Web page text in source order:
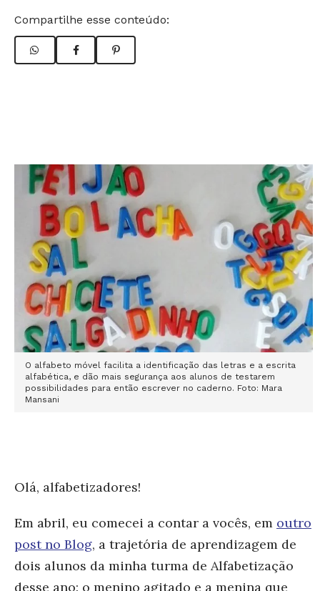
Compartilhe esse conteúdo:
O alfabeto móvel facilita a identificação das letras e a escrita
alfabética, e dão mais segurança aos alunos de testarem
possibilidades para então escrever no caderno. Foto: Mara
Mansani
Olá, alfabetizadores!
Em abril, eu comecei a contar a vocês, em outro
post no Blog, a trajetória de aprendizagem de
dois alunos da minha turma de Alfabetização
desse ano: o menino agitado e a menina que